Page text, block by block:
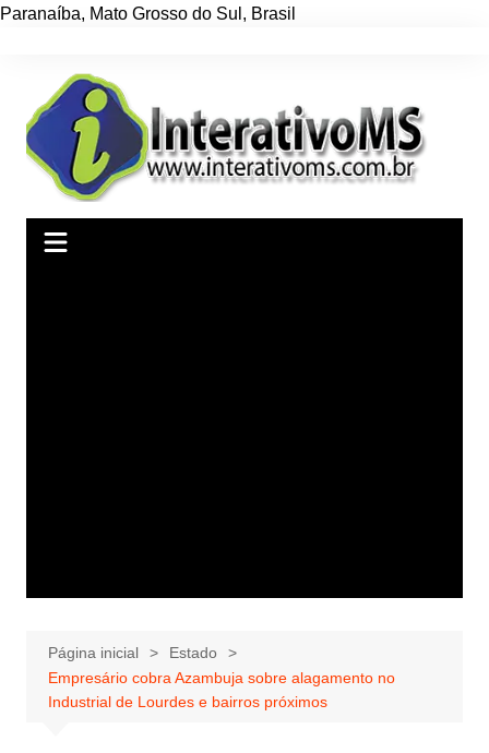
Paranaíba, Mato Grosso do Sul , Brasil
conteúdo
Página inicial
Estado
Empresário cobra Azambuja sobre alagamento no
Industrial de Lourdes e bairros próximos